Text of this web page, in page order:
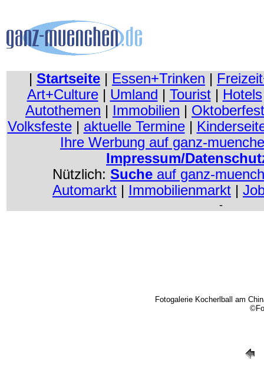
| Startseite | Essen+Trinken |
Art+Culture| Umland | Tourist| Hotels
Autothemen | Immobilien | Oktoberfest
Volksfeste| aktuelle Termine|
Ihre Werbung auf ganz-
Impressum/
Nützlich: Suche auf ganz-
Automarkt | Immobilienmarkt |
-
Fotogalerie Kocherlball am